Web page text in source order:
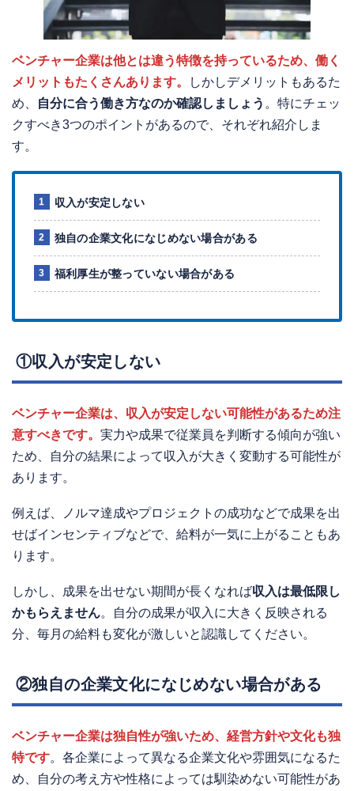
ベンチャー企業は他とは違う特徴を持っているため、働く
メリットもたくさんあります。
しかしデメリットもあるた
め、
自分に合う働き方なのか確認しましょう 。特にチェッ
クすべき3つのポイントがあるので、それぞれ紹介しま
す。
収入が安定しない
独自の企業文化になじめない場合がある
福利厚生が整っていない場合がある
①収入が安定しない
ベンチャー企業は、収入が安定しない可能性があるため注
意すべきです。 実力や成果で従業員を判断する傾向が強い
ため、自分の結果によって収入が大きく変動する可能性が
あります。
例えば、ノルマ達成やプロジェクトの成功などで成果を出
せばインセンティブなどで、給料が一気に上がることもあ
ります。
しかし、成果を出せない期間が長くなれば収入は最低限し
かもらえません。自分の成果が収入に大きく反映される
分、毎月の給料も変化が激しいと認識してください。
②独自の企業文化になじめない場合がある
ベンチャー企業は独自性が強いため、経営方針や文化も独
特です。各企業によって異なる企業文化や雰囲気になるた
め、自分の考え方や性格によっては馴染めない可能性があ